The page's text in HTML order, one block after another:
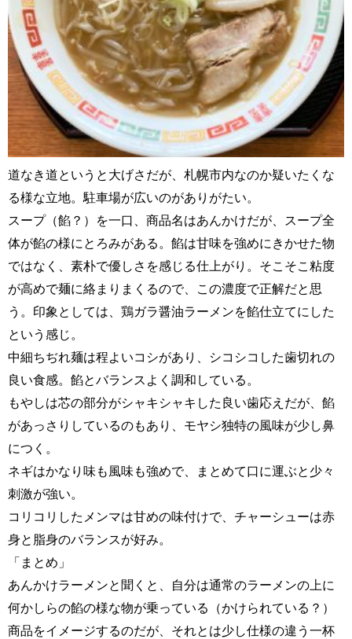
道なき道というと大げさだが、札幌市内なのか疑いたくな
る様な立地。駐車場が広いのがありがたい。
スープ（餡？）を一口、商品名はあんかけだが、スープ全
体が餡の様にとろみがある。餡は甘味を強めにきかせた物
ではなく、素朴で優しさを感じる仕上がり。そこそこ粘度
が高めで麺に絡まりまくるので、この濃度で正解だと思
う。印象としては、鶏ガラ醤油ラーメンを餡仕立てにした
という感じ。
中細ちぢれ麺は程よいコシがあり、シコシコした歯切れの
良い食感。餡とバランスよく調和している。
もやしは芯の部分がシャキシャキした良い歯応えだが、餡
があっさりしているのもあり、モヤシ独特の風味が少し鼻
につく。
ネギはかなり味も風味も強めで、まとめて口に運ぶと少々
刺激が強い。
コリコリしたメンマは甘めの味付けで、チャーシューは赤
身と脂身のバランスが好み。
「まとめ」
あんかけラーメンと聞くと、自分は通常のラーメンの上に
何かしらの餡の様な物が乗っている（かけられている？）
商品をイメージするのだが、それとは少し仕様の違う一杯